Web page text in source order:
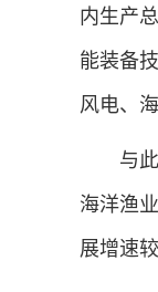
内生产
能装备
风电、
与此同
海洋渔
展增速